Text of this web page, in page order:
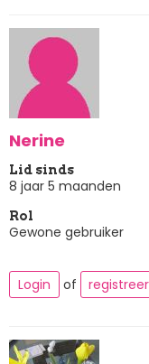
Nerine
Lid sinds
8 jaar 5 maanden
Rol
Gewone gebruiker
Login of registreer